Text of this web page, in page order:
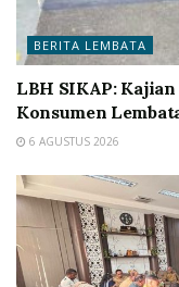
BERITA LEMBATA
LBH SIKAP:
Konsumen
6 AGUSTUS 2026